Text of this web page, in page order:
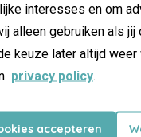
interesses en om
alleen gebruiken als
keuze later altijd
privacy policy.
accepteren